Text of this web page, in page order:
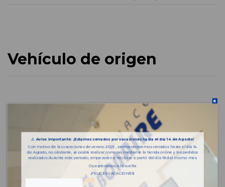
Vehículo de origen
⚠️ Aviso importante: ¡Estamos cerrados por vacaciones hasta el día 14 de Agosto!
Con motivo de las vacaciones de verano 2026 , permaneceremos cerrados hasta el día 14
de Agosto, no obstante, se podrá realizar compras mediante la tienda online y los pedidos
realizados durante este periodo, empezarán a recibirse a partir del día 18 del mismo mes.
Os esperamos a la vuelta
¡FELICES VACACIONES!